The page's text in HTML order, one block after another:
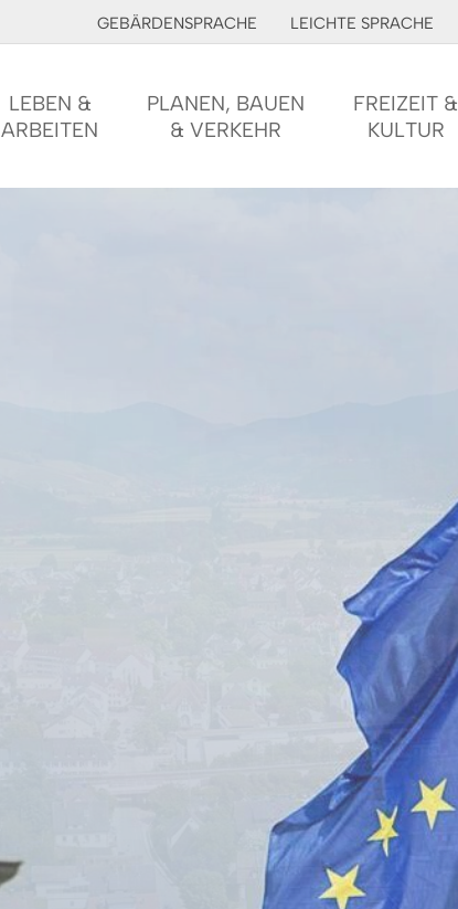
GEBÄRDENSPRACHE LEICHTE SPRACHE
LEBEN &
ARBEITEN
PLANEN, BAUEN
& VERKEHR
FREIZEIT &
KULTUR